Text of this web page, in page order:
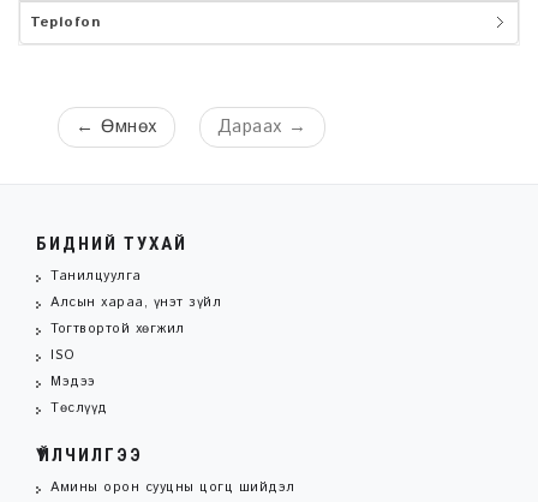
Teplofon
← Өмнөх Дараах →
БИДНИЙ ТУХАЙ
Танилцуулга
Алсын хараа, үнэт зүйл
Тогтвортой хөгжил
ISO
Мэдээ
Төслүүд
ҮЙЛЧИЛГЭЭ
Амины орон сууцны цогц шийдэл